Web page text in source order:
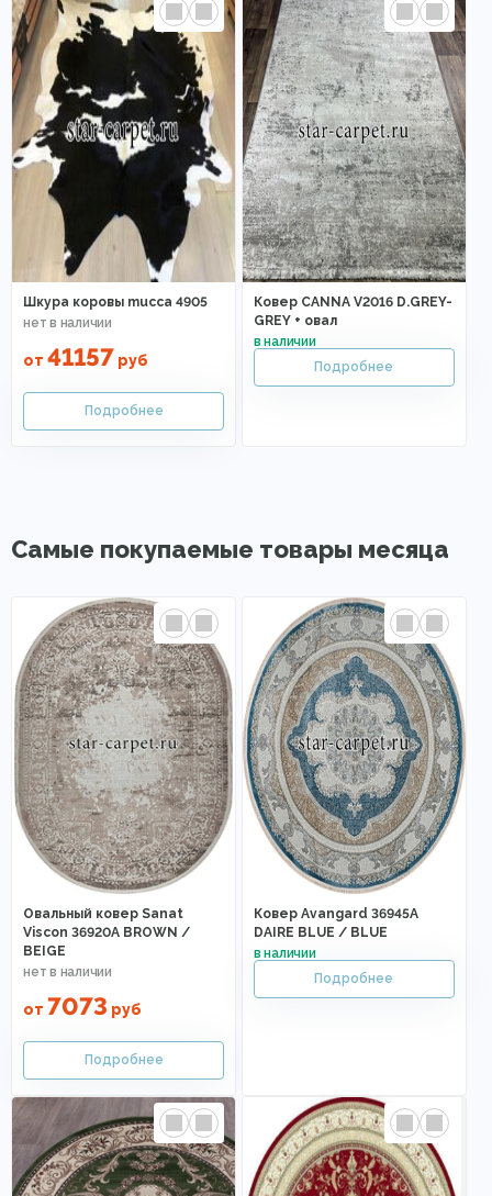
Шкура коровы mucca 4905
от 41157 руб
Ковер CANNA V2016 D.GREY-
GREY + овал
Самые покупаемые товары месяца
Овальный ковер Sanat
Viscon 36920A BROWN /
BEIGE
от 7073 руб
Ковер Avangard 36945A
DAIRE BLUE / BLUE